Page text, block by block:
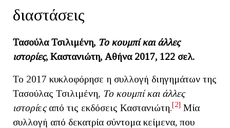
διαστάσεις
Τασούλα Τσιλιμένη, Το κουμπί και άλλες
ιστορίες, Καστανιώτη, Αθήνα 2017, 122 σελ.
To 2017 κυκλοφόρησε η συλλογή διηγημάτων της
Τασούλας Τσιλιμένη, Το κουμπί και άλλες
ιστορίεςαπό τις εκδόσεις Καστανιώτη.[2] Μία
συλλογή από δεκατρία σύντομα κείμενα, που